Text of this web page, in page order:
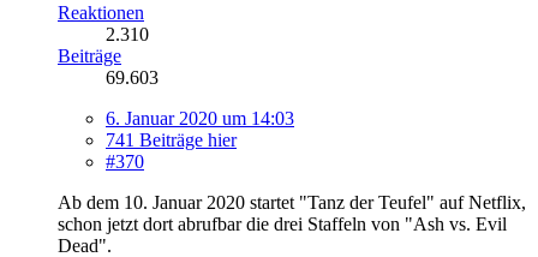
Reaktionen
2.310
Beiträge
69.603
6. Januar 2020 um 14:03
741 Beiträge hier
#370
Ab dem 10. Januar 2020 startet "Tanz der Teufel" auf Netflix,
schon jetzt dort abrufbar die drei Staffeln von "Ash vs. Evil
Dead".